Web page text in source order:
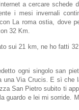
a cercare schede
i mesi invernali
La roma ostia, dove
32 Km.
sui 21 km, ne ho fatti
ogni singolo san
una Via Crucis. E sì
San Pietro subito ti
guardo e lei mi sorride.